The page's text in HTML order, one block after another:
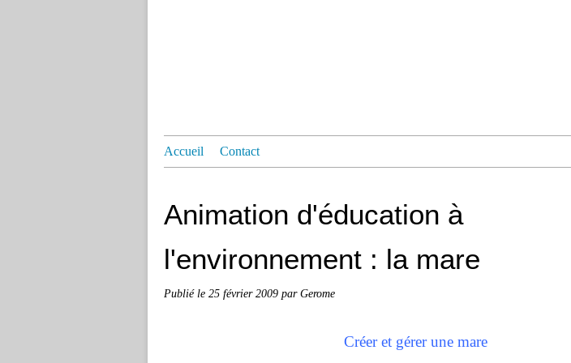
Accueil Contact
Animation d'éducation à
l'environnement : la mare
Publié le 25 février 2009 par Gerome
Créer et gérer une mare